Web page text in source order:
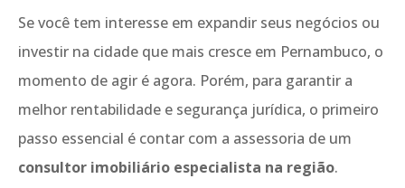
Se você tem interesse em expandir seus negócios ou
investir na cidade que mais cresce em Pernambuco, o
momento de agir é agora. Porém, para garantir a
melhor rentabilidade e segurança jurídica, o primeiro
passo essencial é contar com a assessoria de um
consultor imobiliário especialista na região.